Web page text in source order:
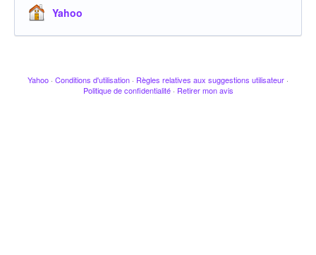
Yahoo
Yahoo · Conditions d'utilisation · Règles relatives aux suggestions utilisateur ·
Politique de confidentialité · Retirer mon avis